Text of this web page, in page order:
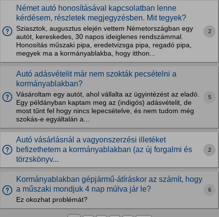
Német autó honosításával kapcsolatban lenne
kérdésem, részletek megjegyzésben. Mit tegyek?
Sziasztok, augusztus elején vettem Németországban egy
autót, kereskedes, 30 napos ideiglenes rendszámmal.
Honosítás műszaki pipa, eredetvizsga pipa, regadó pipa,
megyek ma a kormányablakba, hogy itthon...
2
Autó adásvételit már nem szokták pecsételni a
kormányablakban?
Vásároltam egy autót, ahol vállalta az ügyintézést az eladó.
Egy példányban kaptam meg az (indigós) adásvételit, de
most tűnt fel hogy nincs lepecsételve, és nem tudom még
szokás-e egyáltalán a...
5
Autó vásárlásnál a vagyonszerzési illetéket
befizethetem a kormányablakban (az új forgalmi és
törzskönyv...
2
Kormányablakban gépjármű-átíráskor az számít, hogy
a műszaki mondjuk 4 nap múlva jár le?
Ez okozhat problémát?
6